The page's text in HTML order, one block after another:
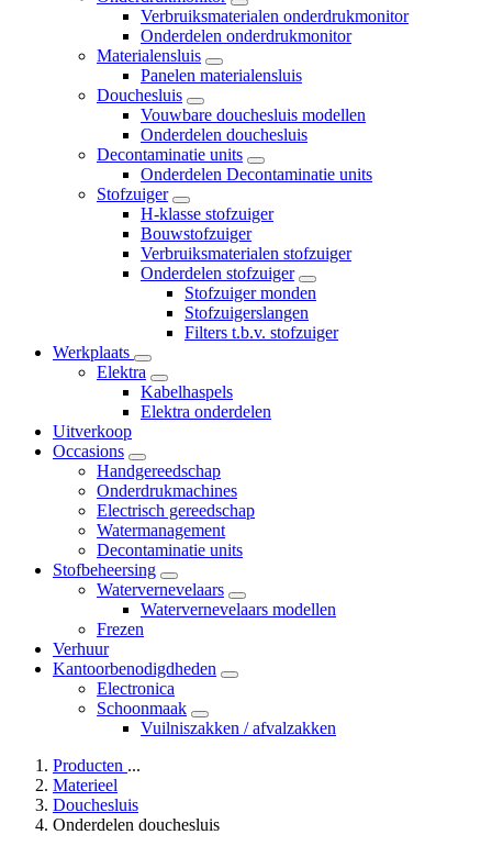
Verbruiksmaterialen onderdrukmonitor
Onderdelen onderdrukmonitor
Materialensluis
Panelen materialensluis
Douchesluis
Vouwbare douchesluis modellen
Onderdelen douchesluis
Decontaminatie units
Onderdelen Decontaminatie units
Stofzuiger
H-klasse stofzuiger
Bouwstofzuiger
Verbruiksmaterialen stofzuiger
Onderdelen stofzuiger
Stofzuiger monden
Stofzuigerslangen
Filters t.b.v. stofzuiger
Werkplaats
Elektra
Kabelhaspels
Elektra onderdelen
Uitverkoop
Occasions
Handgereedschap
Onderdrukmachines
Electrisch gereedschap
Watermanagement
Decontaminatie units
Stofbeheersing
Watervernevelaars
Watervernevelaars modellen
Frezen
Verhuur
Kantoorbenodigdheden
Electronica
Schoonmaak
Vuilniszakken / afvalzakken
Producten ...
Materieel
Douchesluis
Onderdelen douchesluis